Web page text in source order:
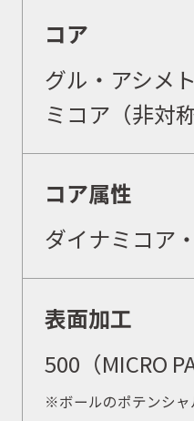
コア
グル・アシメ
ミコア（非対
コア属性
ダイナミコア
表面加工
500（MICRO
※ボールのポテンシャ